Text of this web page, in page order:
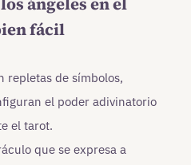
fácil
repletas de símbolos,
el poder adivinatorio
el tarot.
que se expresa a